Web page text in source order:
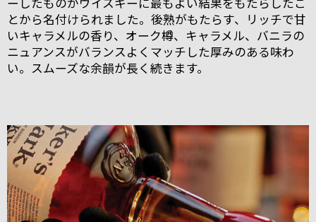
とから名付けられました。後熟がもたらす、リッチで甘
いキャラメルの香り、オーク樽、キャラメル、バニラの
ニュアンスがバランスよくマッチした厚みのある味わ
い。スムーズな余韻が長く続きます。